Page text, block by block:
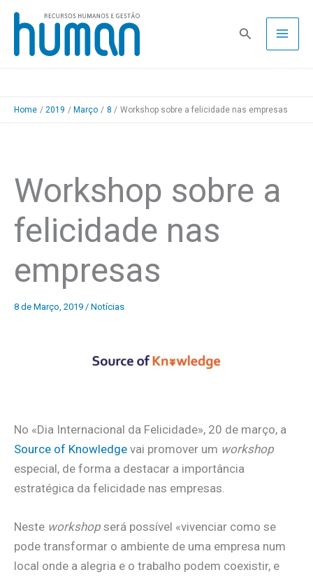
Skip
content
Pesquisa
Home 2019 Março 8 Workshop sobre a felicidade nas empresas
Workshop sobre a
felicidade nas
empresas
8 de Março, 2019 / Notícias
No «Dia Internacional da Felicidade», 20 de março, a
Source of Knowledge vai promover um workshop
especial, de forma a destacar a importância
estratégica da felicidade nas empresas.
Neste workshop será possível «vivenciar como se
pode transformar o ambiente de uma empresa num
local onde a alegria e o trabalho podem coexistir, e